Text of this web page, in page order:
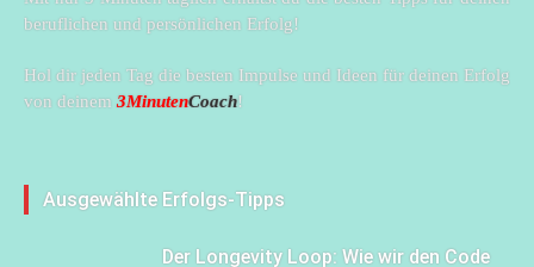
beruflichen und persönlichen Erfolg!
Hol dir jeden Tag die besten Impulse und Ideen für deinen Erfolg
von deinem 3MinutenCoach!
Ausgewählte Erfolgs-Tipps
Der Longevity Loop: Wie wir den Code